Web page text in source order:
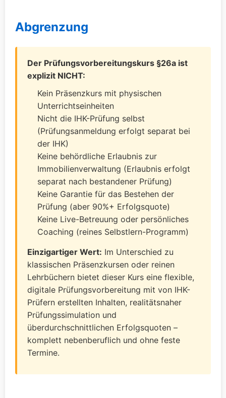
Abgrenzung
Der Prüfungsvorbereitungskurs §26a ist
explizit NICHT:
Kein Präsenzkurs mit physischen
Unterrichtseinheiten
Nicht die IHK-Prüfung selbst
(Prüfungsanmeldung erfolgt separat bei
der IHK)
Keine behördliche Erlaubnis zur
Immobilienverwaltung (Erlaubnis erfolgt
separat nach bestandener Prüfung)
Keine Garantie für das Bestehen der
Prüfung (aber 90%+ Erfolgsquote)
Keine Live-Betreuung oder persönliches
Coaching (reines Selbstlern-Programm)
Einzigartiger Wert: Im Unterschied zu
klassischen Präsenzkursen oder reinen
Lehrbüchern bietet dieser Kurs eine flexible,
digitale Prüfungsvorbereitung mit von IHK-
Prüfern erstellten Inhalten, realitätsnaher
Prüfungssimulation und
überdurchschnittlichen Erfolgsquoten –
komplett nebenberuflich und ohne feste
Termine.